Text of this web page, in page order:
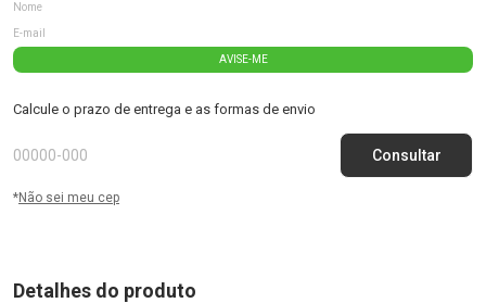
AVISE-ME
Calcule o prazo de entrega e as formas de envio
*Não sei meu cep
Detalhes do produto